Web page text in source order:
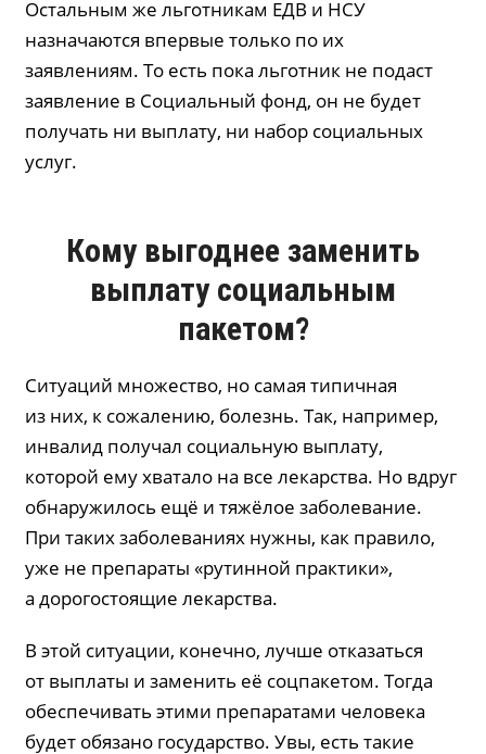
Остальным же льготникам ЕДВ и НСУ
назначаются впервые только по их
заявлениям. То есть пока льготник не подаст
заявление в Социальный фонд, он не будет
получать ни выплату, ни набор социальных
услуг.
Кому выгоднее заменить
выплату социальным
пакетом?
Ситуаций множество, но самая типичная
из них, к сожалению, болезнь. Так, например,
инвалид получал социальную выплату,
которой ему хватало на все лекарства. Но вдруг
обнаружилось ещё и тяжёлое заболевание.
При таких заболеваниях нужны, как правило,
уже не препараты «рутинной практики»,
а дорогостоящие лекарства.
В этой ситуации, конечно, лучше отказаться
от выплаты и заменить её соцпакетом. Тогда
обеспечивать этими препаратами человека
будет обязано государство. Увы, есть такие